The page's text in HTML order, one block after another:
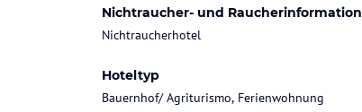
Nichtraucher- und Raucherinformation
Nichtraucherhotel
Hoteltyp
Bauernhof/ Agriturismo, Ferienwohnung